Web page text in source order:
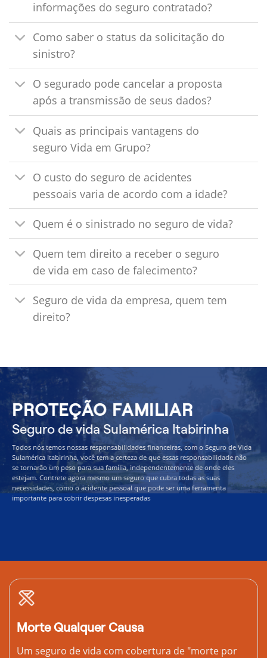
informações do seguro contratado?
Como saber o status da solicitação do
sinistro?
O segurado pode cancelar a proposta
após a transmissão de seus dados?
Quais as principais vantagens do
seguro Vida em Grupo?
O custo do seguro de acidentes
pessoais varia de acordo com a idade?
Quem é o sinistrado no seguro de vida?
Quem tem direito a receber o seguro
de vida em caso de falecimento?
Seguro de vida da empresa, quem tem
direito?
PROTEÇÃO FAMILIAR
Seguro de vida Sulamérica Itabirinha
Todos nós temos nossas responsabilidades financeiras, com o Seguro de Vida
Sulamérica Itabirinha, você tem a certeza de que essas responsabilidade não
se tornarão um peso para sua família, independentemente de onde eles
estejam. Contrete agora mesmo um seguro que cubra todas as suas
necessidades, como o acidente pessoal que pode ser uma ferramenta
importante para cobrir despesas inesperadas
Morte Qualquer Causa
Um seguro de vida com cobertura de "morte por